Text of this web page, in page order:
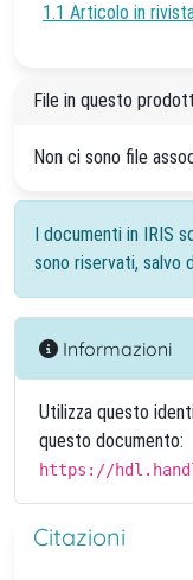
1.1 Articolo in
File in questo
Non ci sono file
I documenti in IRIS
sono riservati, salvo
Informazioni
Utilizza questo
questo documento:
https://
Citazioni